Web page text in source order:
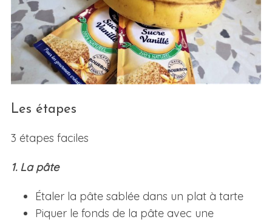
Les étapes
3 étapes faciles
1. La pâte
Étaler la pâte sablée dans un plat à tarte
Piquer le fonds de la pâte avec une